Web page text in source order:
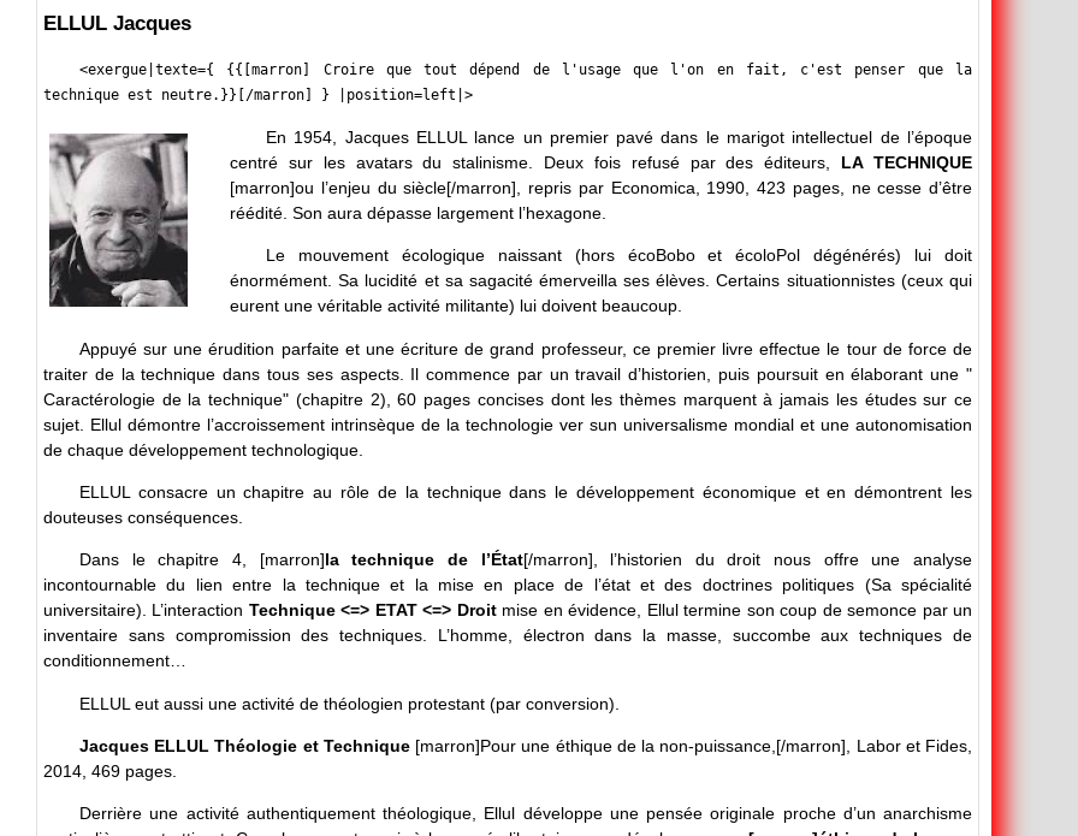
ELLUL Jacques
<exergue|texte={ {{[marron] Croire que tout dépend de l'usage que l'on en fait, c'est penser que la
technique est neutre.}}[/marron] } |position=left|>
En 1954, Jacques ELLUL lance un premier pavé dans le marigot intellectuel de l’époque
centré sur les avatars du stalinisme. Deux fois refusé par des éditeurs, LA TECHNIQUE
[marron]ou l’enjeu du siècle[/marron], repris par Economica, 1990, 423 pages, ne cesse d’être
réédité. Son aura dépasse largement l’hexagone.
Le mouvement écologique naissant (hors écoBobo et écoloPol dégénérés) lui doit
énormément. Sa lucidité et sa sagacité émerveilla ses élèves. Certains situationnistes (ceux qui
eurent une véritable activité militante) lui doivent beaucoup.
Appuyé sur une érudition parfaite et une écriture de grand professeur, ce premier livre effectue le tour de force de
traiter de la technique dans tous ses aspects. Il commence par un travail d’historien, puis poursuit en élaborant une "
Caractérologie de la technique" (chapitre 2), 60 pages concises dont les thèmes marquent à jamais les études sur ce
sujet. Ellul démontre l’accroissement intrinsèque de la technologie ver sun universalisme mondial et une autonomisation
de chaque développement technologique.
ELLUL consacre un chapitre au rôle de la technique dans le développement économique et en démontrent les
douteuses conséquences.
Dans le chapitre 4, [marron]la technique de l’État[/marron], l’historien du droit nous offre une analyse
incontournable du lien entre la technique et la mise en place de l’état et des doctrines politiques (Sa spécialité
universitaire). L’interaction Technique <=> ETAT <=> Droitmise en évidence, Ellul termine son coup de semonce par un
inventaire sans compromission des techniques. L’homme, électron dans la masse, succombe aux techniques de
conditionnement…
ELLUL eut aussi une activité de théologien protestant (par conversion).
Jacques ELLUL Théologie et Technique[marron]Pour une éthique de la non-puissance,[/marron], Labor et Fides,
2014, 469 pages.
Derrière une activité authentiquement théologique, Ellul développe une pensée originale proche d’un anarchisme